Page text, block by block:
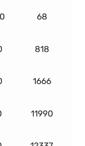
68
818
1666
11990